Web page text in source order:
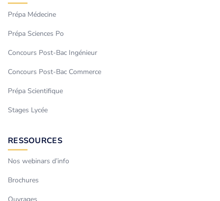
Prépa Médecine
Prépa Sciences Po
Concours Post-Bac Ingénieur
Concours Post-Bac Commerce
Prépa Scientifique
Stages Lycée
RESSOURCES
Nos webinars d’info
Brochures